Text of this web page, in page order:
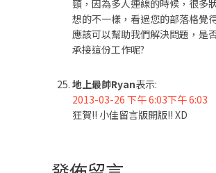
頸，因為多人連線的時候，很多
想的不一樣，看過您的部落格覺
應該可以幫助我們解決問題，是
承接這份工作呢?
地上最帥Ryan表示:
2013-03-26 下午 6:03下午 6:03
狂賀!! 小佳留言版開版!! XD